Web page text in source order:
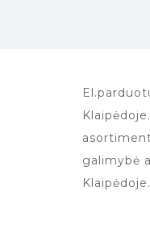
galimybė
Klaipėdoje.